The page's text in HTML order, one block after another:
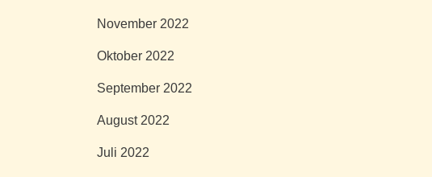
November 2022
Oktober 2022
September 2022
August 2022
Juli 2022